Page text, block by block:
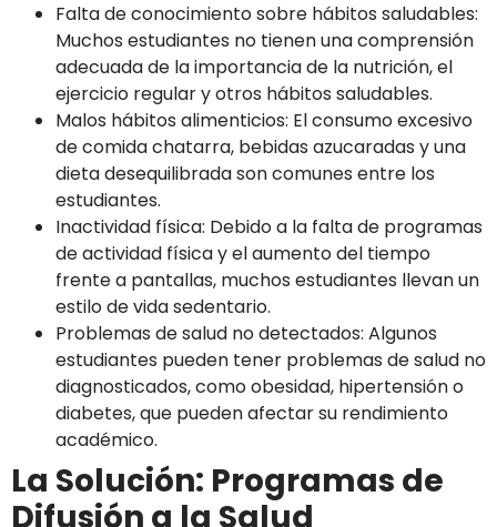
Falta de conocimiento sobre hábitos saludables:
Muchos estudiantes no tienen una comprensión
adecuada de la importancia de la nutrición, el
ejercicio regular y otros hábitos saludables.
Malos hábitos alimenticios: El consumo excesivo
de comida chatarra, bebidas azucaradas y una
dieta desequilibrada son comunes entre los
estudiantes.
Inactividad física: Debido a la falta de programas
de actividad física y el aumento del tiempo
frente a pantallas, muchos estudiantes llevan un
estilo de vida sedentario.
Problemas de salud no detectados: Algunos
estudiantes pueden tener problemas de salud no
diagnosticados, como obesidad, hipertensión o
diabetes, que pueden afectar su rendimiento
académico.
La Solución: Programas de
Difusión a la Salud